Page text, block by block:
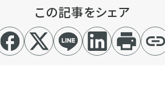
この記事をシェア